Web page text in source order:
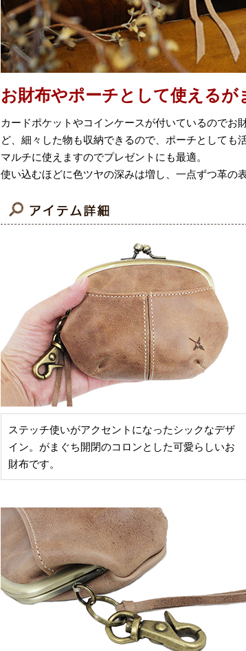
お財布やポーチとして使える
カードポケットやコインケースが付いているのでお
ど、細々した物も収納できるので、ポーチとしても
マルチに使えますのでプレゼントにも最適。
使い込むほどに色ツヤの深みは増し、一点ずつ革の
ステッチ使いがアクセントになったシックなデザ
イン。がまぐち開閉のコロンとした可愛らしいお
財布です。